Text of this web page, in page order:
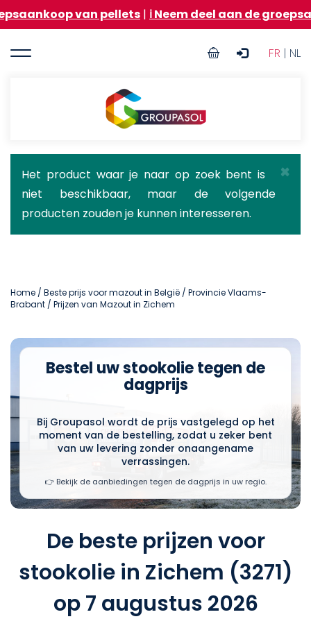
Overslaan
en
de
van pellets|ℹ️ Neem deel aan de groepsaankoop
FR | NL
User
Groupasol
×
Statusbericht
Het product waar je naar op zoek bent is
niet beschikbaar, maar de volgende
producten zouden je kunnen interesseren.
Home / Beste prijs voor mazout in België / Provincie Vlaams-
Brabant / Prijzen van Mazout in Zichem
Bestel uw stookolie tegen de
dagprijs
Bij Groupasol wordt de prijs vastgelegd op het
moment van de bestelling, zodat u zeker bent
van uw levering zonder onaangename
verrassingen.
👉 Bekijk de aanbiedingen tegen de dagprijs in uw regio.
De beste prijzen voor
stookolie in Zichem (3271)
op 7 augustus 2026